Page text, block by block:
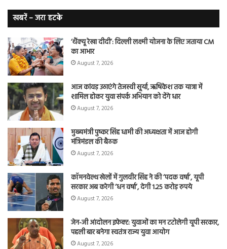
खबरें – जरा हटके
‘थैंक्यू रेखा दीदी’: दिल्ली लक्ष्मी योजना के लिए जताया CM
का आभार
August 7, 2026
आज कांवड़ उठाएंगे तेजस्वी सूर्या, ऋषिकेश तक यात्रा में
शामिल होकर युवा संपर्क अभियान को देंगे धार
August 7, 2026
मुख्यमंत्री पुष्कर सिंह धामी की अध्यक्षता में आज होगी
मंत्रिमंडल की बैठक
August 7, 2026
कॉमनवेल्थ खेलों में गुलवीर सिंह ने की ‘पदक वर्षा’, यूपी
सरकार अब करेगी ‘धन वर्षा’, देगी 1.25 करोड़ रुपये
August 7, 2026
जेन-जी आंदोलन इफेक्ट: युवाओं का मन टटोलेगी यूपी सरकार,
पहली बार बनेगा स्वतंत्र राज्य युवा आयोग
August 7, 2026